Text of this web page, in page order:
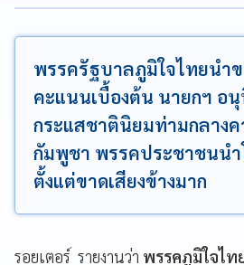
พรรครัฐบาลภูมิใจไทยนำ
คะแนนเบื้องต้น นายกฯ อ
กระแสชาตินิยมท่ามกลางค
กัมพูชา พรรคประชาชนนำ
ตั้งแต่ขาดเสียงข้างมาก
รอยเตอร์ รายงานว่า พรรคภูมิใจไท